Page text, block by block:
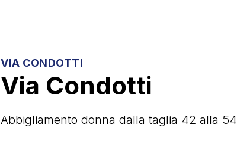
VIA CONDOTTI
Via Condotti
Abbigliamento donna dalla taglia 42 alla 54